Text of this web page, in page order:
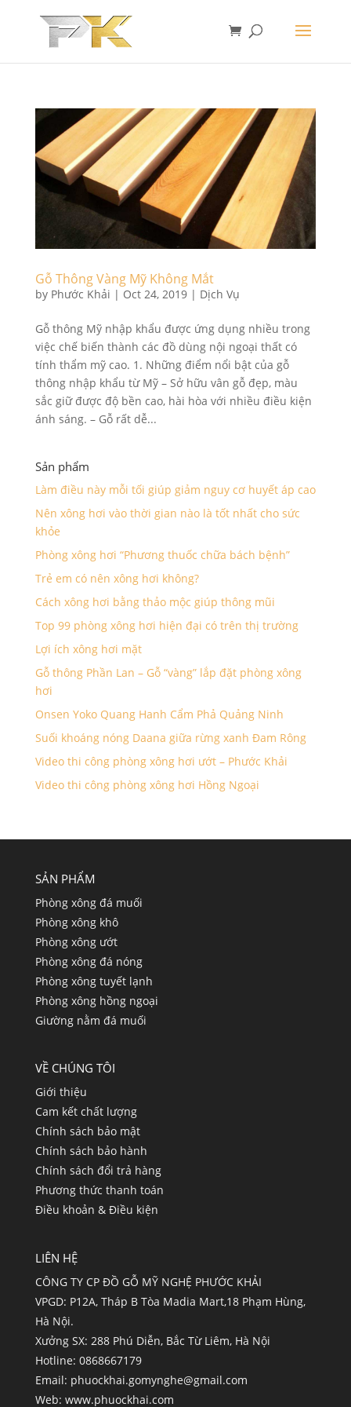
Gỗ Thông Vàng Mỹ Không Mắt
by Phước Khải | Oct 24, 2019| Dịch Vụ
Gỗ thông Mỹ nhập khẩu được ứng dụng nhiều trong
việc chế biến thành các đồ dùng nội ngoại thất có
tính thẩm mỹ cao. 1. Những điểm nổi bật của gỗ
thông nhập khẩu từ Mỹ – Sở hữu vân gỗ đẹp, màu
sắc giữ được độ bền cao, hài hòa với nhiều điều kiện
ánh sáng. – Gỗ rất dễ...
Sản phẩm
Làm điều này mỗi tối giúp giảm nguy cơ huyết áp cao
Nên xông hơi vào thời gian nào là tốt nhất cho sức
khỏe
Phòng xông hơi “Phương thuốc chữa bách bệnh”
Trẻ em có nên xông hơi không?
Cách xông hơi bằng thảo mộc giúp thông mũi
Top 99 phòng xông hơi hiện đại có trên thị trường
Lợi ích xông hơi mặt
Gỗ thông Phần Lan – Gỗ “vàng” lắp đặt phòng xông
hơi
Onsen Yoko Quang Hanh Cẩm Phả Quảng Ninh
Suối khoáng nóng Daana giữa rừng xanh Đam Rông
Video thi công phòng xông hơi ướt – Phước Khải
Video thi công phòng xông hơi Hồng Ngoại
SẢN PHẨM
Phòng xông đá muối
Phòng xông khô
Phòng xông ướt
Phòng xông đá nóng
Phòng xông tuyết lạnh
Phòng xông hồng ngoại
Giường nằm đá muối
VỀ CHÚNG TÔI
Giới thiệu
Cam kết chất lượng
Chính sách bảo mật
Chính sách bảo hành
Chính sách đổi trả hàng
Phương thức thanh toán
Điều khoản & Điều kiện
LIÊN HỆ
CÔNG TY CP ĐỒ GỖ MỸ NGHỆ PHƯỚC KHẢI
VPGD: P12A, Tháp B Tòa Madia Mart,18 Phạm Hùng,
Hà Nội.
Xưởng SX: 288 Phú Diễn, Bắc Từ Liêm, Hà Nội
Hotline: 0868667179
Email: phuockhai.gomynghe@gmail.com
Web: www.phuockhai.com